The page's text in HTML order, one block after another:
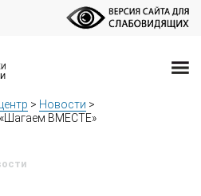
> Новости >
ВМЕСТЕ»